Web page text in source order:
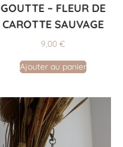
GOUTTE – FLEUR DE
CAROTTE SAUVAGE
9,00 €
Ajouter au panier